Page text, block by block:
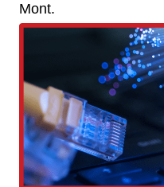
Mont.